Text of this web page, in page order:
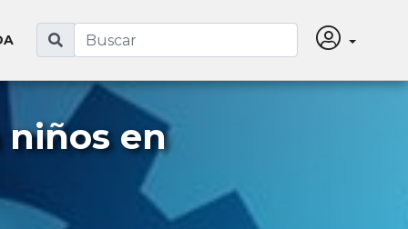
niños en